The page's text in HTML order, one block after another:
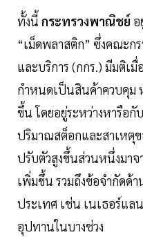
ทั้งนี้ กระทรวงพาณิชย์
“เม็ดพลาสติก” ซึ่งคณะกร
และบริการ (กกร.) มีมติเ
กำหนดเป็นสินค้าควบคุม
ขึ้น โดยอยู่ระหว่างหารือ
ปริมาณสต็อกและสาเหตุ
ปรับตัวสูงขึ้นส่วนหนึ่งมา
เพิ่มขึ้น รวมถึงข้อจำกัดด้า
ประเทศ เช่น เนเธอร์แล
อุปทานในบางช่วง